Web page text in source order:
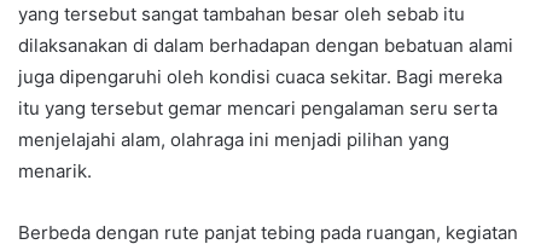
yang tersebut sangat tambahan besar oleh sebab itu
dilaksanakan di dalam berhadapan dengan bebatuan alami
juga dipengaruhi oleh kondisi cuaca sekitar. Bagi mereka
itu yang tersebut gemar mencari pengalaman seru serta
menjelajahi alam, olahraga ini menjadi pilihan yang
menarik.
Berbeda dengan rute panjat tebing pada ruangan, kegiatan